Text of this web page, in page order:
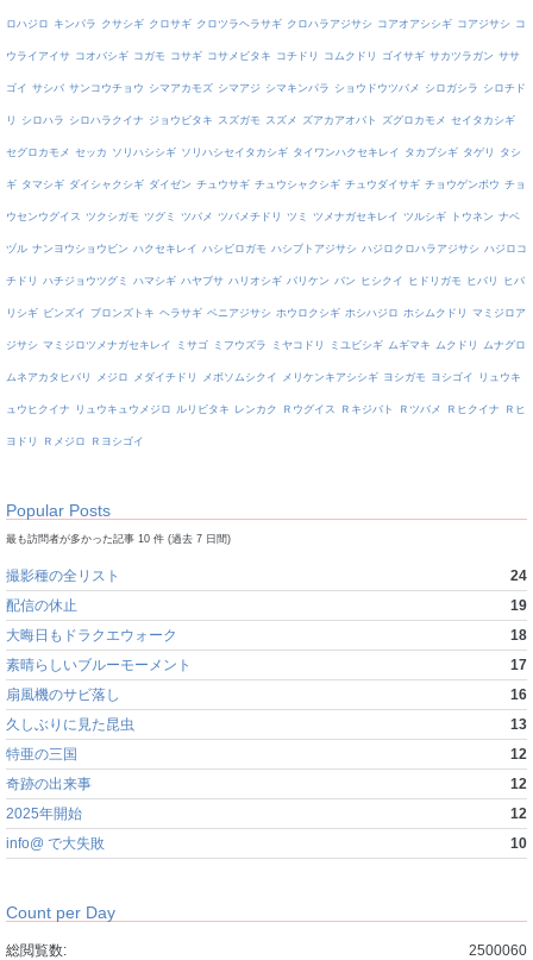
ロハジロ キンパラ クサシギ クロサギ クロツラヘラサギ クロハラアジサシ コアオアシシギ コアジサシ コ
ウライアイサ コオバシギ コガモ コサギ コサメビタキ コチドリ コムクドリ ゴイサギ サカツラガン ササ
ゴイ サシバ サンコウチョウ シマアカモズ シマアジ シマキンパラ ショウドウツバメ シロガシラ シロチド
リ シロハラ シロハラクイナ ジョウビタキ スズガモ スズメ ズアカアオバト ズグロカモメ セイタカシギ
セグロカモメ セッカ ソリハシシギ ソリハシセイタカシギ タイワンハクセキレイ タカブシギ タゲリ タシ
ギ タマシギ ダイシャクシギ ダイゼン チュウサギ チュウシャクシギ チュウダイサギ チョウゲンボウ チョ
ウセンウグイス ツクシガモ ツグミ ツバメ ツバメチドリ ツミ ツメナガセキレイ ツルシギ トウネン ナベ
ヅル ナンヨウショウビン ハクセキレイ ハシビロガモ ハシブトアジサシ ハジロクロハラアジサシ ハジロコ
チドリ ハチジョウツグミ ハマシギ ハヤブサ ハリオシギ バリケン バン ヒシクイ ヒドリガモ ヒバリ ヒバ
リシギ ビンズイ ブロンズトキ ヘラサギ ベニアジサシ ホウロクシギ ホシハジロ ホシムクドリ マミジロア
ジサシ マミジロツメナガセキレイ ミサゴ ミフウズラ ミヤコドリ ミユビシギ ムギマキ ムクドリ ムナグロ
ムネアカタヒバリ メジロ メダイチドリ メボソムシクイ メリケンキアシシギ ヨシガモ ヨシゴイ リュウキ
ュウヒクイナ リュウキュウメジロ ルリビタキ レンカク Ｒウグイス Ｒキジバト Ｒツバメ Ｒヒクイナ Ｒヒ
ヨドリ Ｒメジロ Ｒヨシゴイ
Popular Posts
最も訪問者が多かった記事 10 件 (過去 7 日間)
撮影種の全リスト
24
配信の休止
19
大晦日もドラクエウォーク
18
素晴らしいブルーモーメント
17
扇風機のサビ落し
16
久しぶりに見た昆虫
13
特亜の三国
12
奇跡の出来事
12
2025年開始
12
info@ で大失敗
10
Count per Day
2500060
総閲覧数: